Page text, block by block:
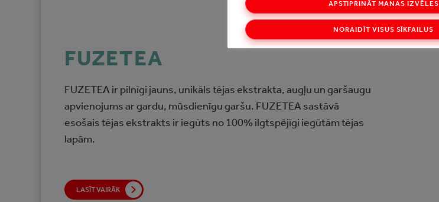
FUZETEA
FUZETEA ir pilnīgi jauns, unikāls tējas ekstrakta, augļu un garšaugu
apvienojums ar gardu, mūsdienīgu garšu. FUZETEA sastāvā
esošais tējas ekstrakts ir iegūts no 100% ilgtspējīgi iegūtām tējas
lapām.
LASĪT VAIRĀK
NORAIDĪT VISUS SĪKFAILUS
APSTIPRINĀT MANAS IZVĒLES